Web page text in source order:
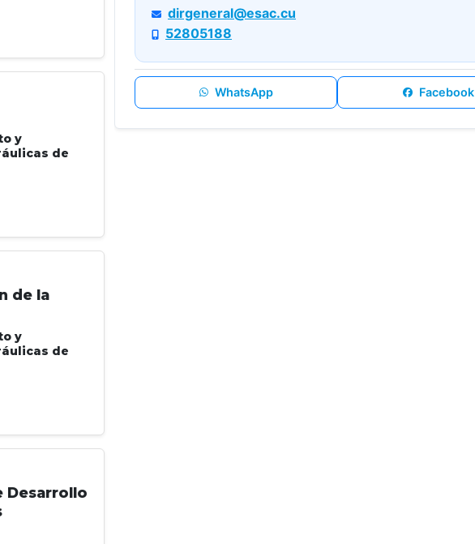
y
de
de la
y
de
Desarrollo
dirgeneral@esac.cu
52805188
WhatsApp Facebook